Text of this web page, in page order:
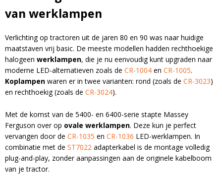
van werklampen
Verlichting op tractoren uit de jaren 80 en 90 was naar huidige
maatstaven vrij basic. De meeste modellen hadden rechthoekige
halogeen werklampen, die je nu eenvoudig kunt upgraden naar
moderne LED-alternatieven zoals de CR-1004 en CR-1005.
Koplampen waren er in twee varianten: rond (zoals de CR-3023)
en rechthoekig (zoals de CR-3024).
Met de komst van de 5400- en 6400-serie stapte Massey
Ferguson over op ovale werklampen. Deze kun je perfect
vervangen door de CR-1035 en CR-1036 LED-werklampen. In
combinatie met de ST7022 adapterkabel is de montage volledig
plug-and-play, zonder aanpassingen aan de originele kabelboom
van je tractor.
Email
r
a